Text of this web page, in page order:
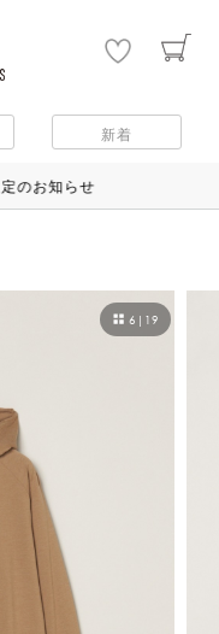
新着
のお知らせ
6 | 19